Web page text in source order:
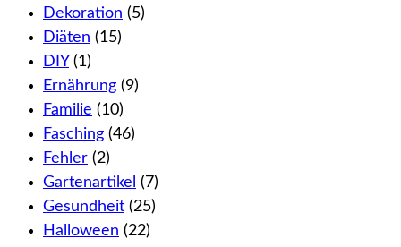
Dekoration (5)
Diäten (15)
DIY(1)
Ernährung (9)
Familie (10)
Fasching (46)
Fehler (2)
Gartenartikel (7)
Gesundheit (25)
Halloween (22)